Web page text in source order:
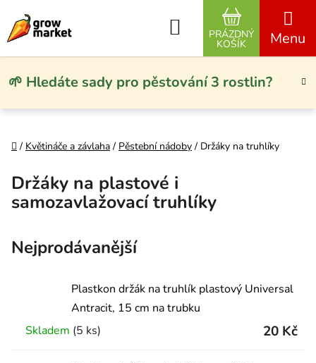
🌱 Hledáte sady pro pěstování 3 rostlin?
Hledat
NÁKUPNÍ
PRÁZDNÝ
KOŠÍK
Domů
/ Květináče a závlaha / Pěstební nádoby / Držáky na truhlíky
Držáky na plastové i
samozavlažovací truhlíky
Nejprodávanější
Plastkon držák na truhlík plastový Universal
Antracit, 15 cm na trubku
Skladem (5 ks) 20 Kč